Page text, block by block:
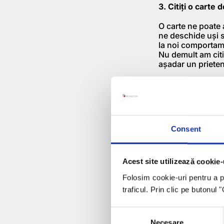
Consent
Acest site utilizează
Folosim cookie-uri pentru a
traficul. Prin clic pe butonul
3. Citiţi o carte
O carte ne
ne deschide uşi
la noi
Nu demult am
aşadar un
Când aţi
da aripi. Vă
de obicei. Odată
problemelor şi
mele de
complet nou
5. Odihniţi-vă